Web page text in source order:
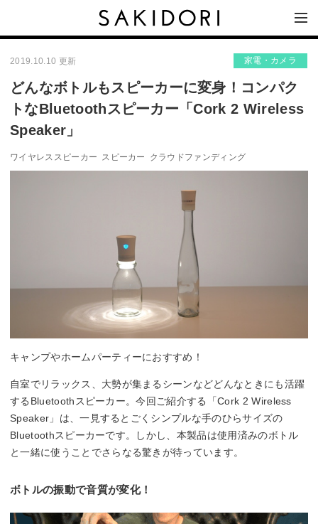
2019.10.10 更新 家電・カメラ
どんなボトルもスピーカーに変身！コンパク
トなBluetoothスピーカー「Cork 2 Wireless
Speaker」
ワイヤレススピーカー スピーカー クラウドファンディング
キャンプやホームパーティーにおすすめ！
自室でリラックス、大勢が集まるシーンなどどんなときにも活躍
するBluetoothスピーカー。今回ご紹介する「Cork 2 Wireless
Speaker」は、一見するとごくシンプルな手のひらサイズの
Bluetoothスピーカーです。しかし、本製品は使用済みのボトル
と一緒に使うことでさらなる驚きが待っています。
ボトルの振動で音質が変化！